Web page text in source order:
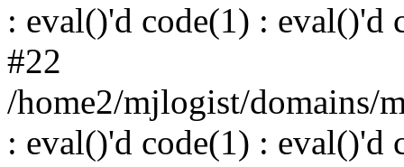
: eval()'d code(1) : eval()'d
#22
/home2/mjlogist/domains/
: eval()'d code(1) : eval()'d